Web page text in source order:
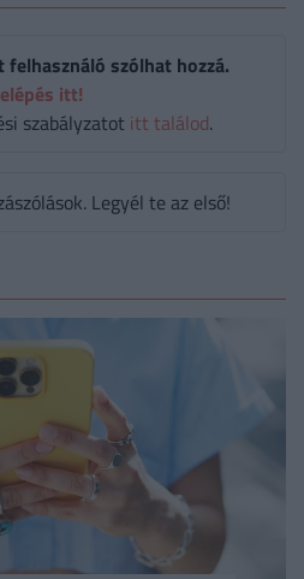
felhasználó szólhat hozzá.
itt!
szabályzatot itt találod.
Legyél te az első!